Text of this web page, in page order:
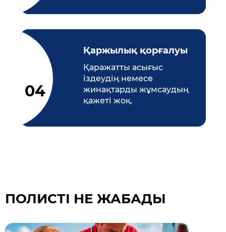
Қаржылық қорғалуы
Қаражатты асығыс
іздеудің немесе
жинақтарды жұмсаудың
қажеті жоқ.
ПОЛИСТІ НЕ ЖАБАДЫ